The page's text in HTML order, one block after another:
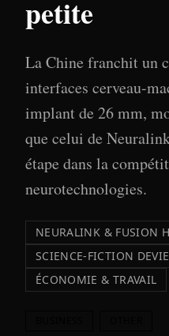
petite
La Chine franchit un
interfaces cerveau-
implant de 26 mm,
que celui de
étape dans la
neurotechnologies.
NEURALINK & FUSION
SCIENCE-FICTION
ÉCONOMIE & TRAVAIL